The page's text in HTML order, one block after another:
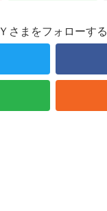
Ｙさまをフォローする